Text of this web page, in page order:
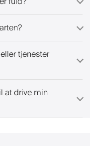
tjenester
at drive min